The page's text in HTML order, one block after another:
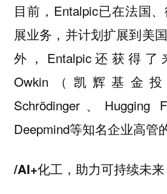
目前，Entalpic已在法国
展业务，并计划扩展到美
外，Entalpic还获得了
Owkin（凯辉基金
Schrödinger、Hugging
Deepmind等知名企业高管
/AI+化工，助力可持续未来